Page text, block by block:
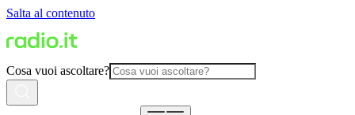
Salta al contenuto
Cosa vuoi ascoltare?